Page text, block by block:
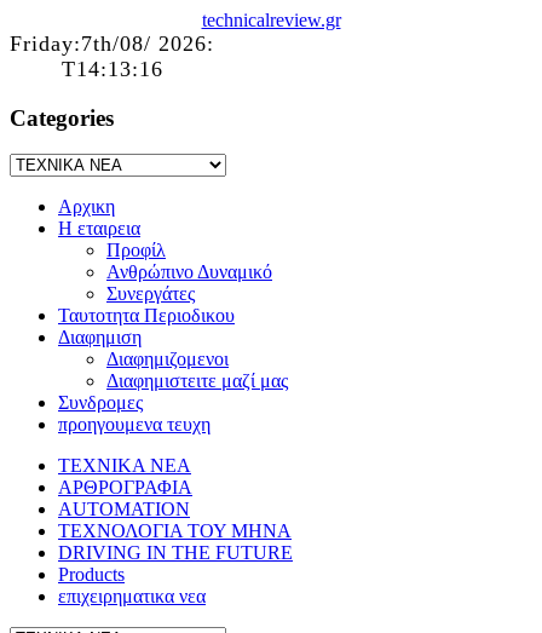
technicalreview.gr
Friday:7th/08/ 2026:
T14:13:16
Categories
Αρχικη
Η εταιρεια
Προφίλ
Ανθρώπινο Δυναμικό
Συνεργάτες
Ταυτοτητα Περιοδικου
Διαφημιση
Διαφημιζομενοι
Διαφημιστειτε μαζί μας
Συνδρομες
προηγουμενα τευχη
ΤΕΧΝΙΚΑ ΝΕΑ
ΑΡΘΡΟΓΡΑΦΙΑ
AUTOMATION
ΤΕΧΝΟΛΟΓΙΑ ΤΟΥ ΜΗΝΑ
DRIVING IN THE FUTURE
Products
επιχειρηματικα νεα